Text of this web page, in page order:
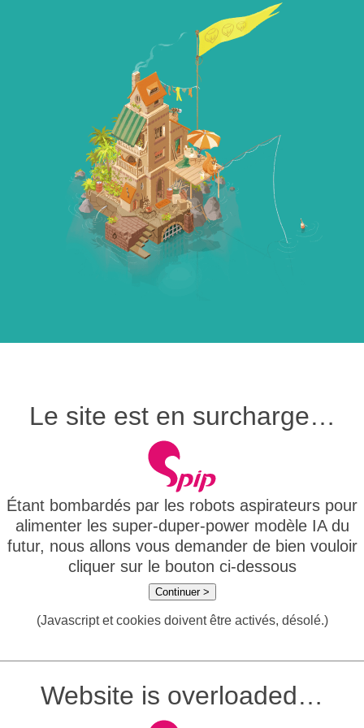
Le site est en surcharge…
Étant bombardés par les robots aspirateurs pour
alimenter les super-duper-power modèle IA du
futur, nous allons vous demander de bien vouloir
cliquer sur le bouton ci-dessous
Continuer >
(Javascript et cookies doivent être activés, désolé.)
Website is overloaded…